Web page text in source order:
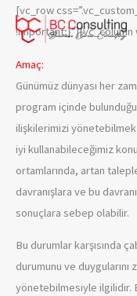
İçeriğe
atla
[vc_row
Amaç:
Günümüz dünyası her
program içinde
ilişkilerimizi yönetebilmek
iyi kullanabileceğimiz
ortamlarında, artan
davranışlara ve bu
sonuçlara sebep olabilir.
Bu durumlar karşısında
durumunu ve duygularını
yönetebilmesiyle ilgilidir.